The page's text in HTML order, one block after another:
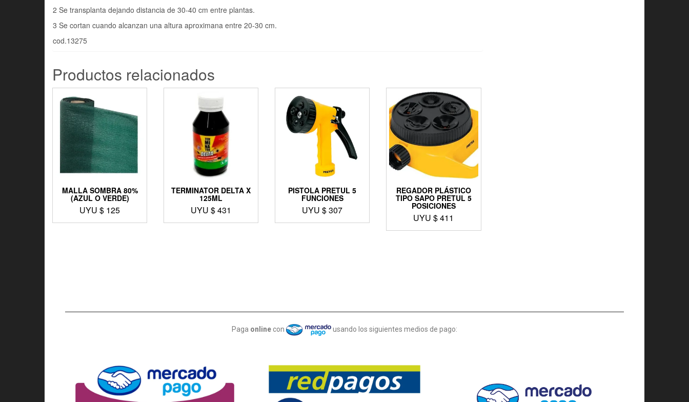
2 Se transplanta dejando distancia de 30-40 cm entre plantas.
3 Se cortan cuando alcanzan una altura aproximana entre 20-30 cm.
cod.13275
Productos relacionados
MALLA SOMBRA 80%
(AZUL O VERDE)
UYU $ 125
TERMINATOR DELTA X
125ML
UYU $431
PISTOLA PRETUL 5
FUNCIONES
UYU $307
REGADOR PLÁSTICO
TIPO SAPO PRETUL 5
POSICIONES
UYU $411
Paga online con usando los siguientes medios de pago: